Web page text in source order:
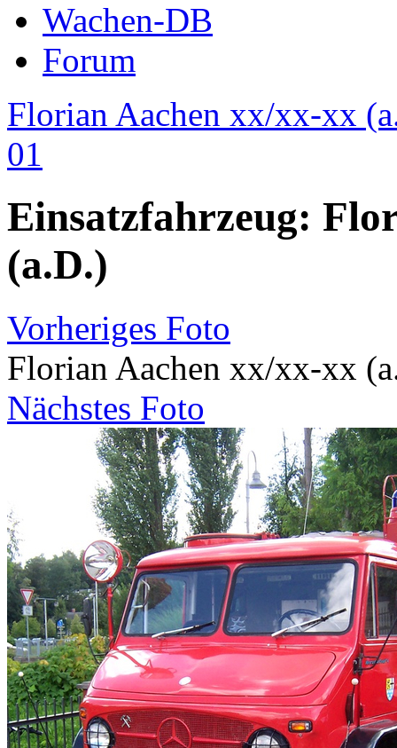
Wachen-DB
Forum
Florian Aachen xx/xx-xx
01
Einsatzfahrzeug:
(a.D.)
Vorheriges Foto
Florian Aachen xx/xx-xx
Nächstes Foto